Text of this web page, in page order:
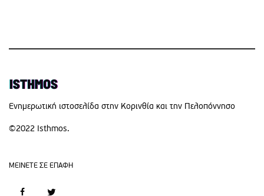
Eνημερωτική ιστοσελίδα στην Κορινθία και την Πελοπόννησο
©2022 Isthmos.
MEINETE ΣΕ ΕΠΑΦΗ